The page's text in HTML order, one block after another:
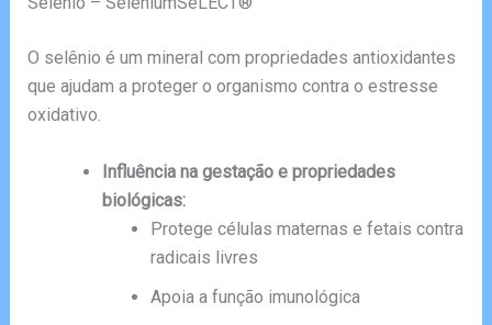
O selênio é um mineral com propriedades antioxidantes
que ajudam a proteger o organismo contra o estresse
oxidativo.
Influência na gestação e propriedades
biológicas:
Protege células maternas e fetais contra
radicais livres
Apoia a função imunológica